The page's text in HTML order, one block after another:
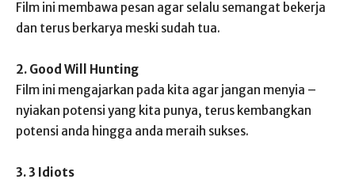
Film ini membawa pesan agar selalu semangat bekerja
dan terus berkarya meski sudah tua.
2. Good Will Hunting
Film ini mengajarkan pada kita agar jangan menyia –
nyiakan potensi yang kita punya, terus kembangkan
potensi anda hingga anda meraih sukses.
3. 3 Idiots